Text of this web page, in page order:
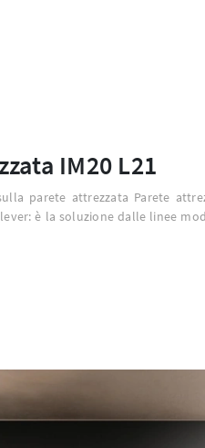
IM20 L21
parete attrezzata Parete
è la soluzione dalle linee